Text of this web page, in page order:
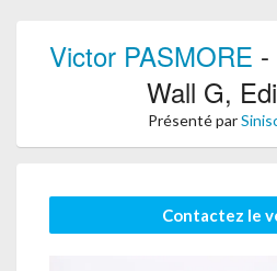
Victor PASMORE
Wall G,
Présenté par
Contactez le